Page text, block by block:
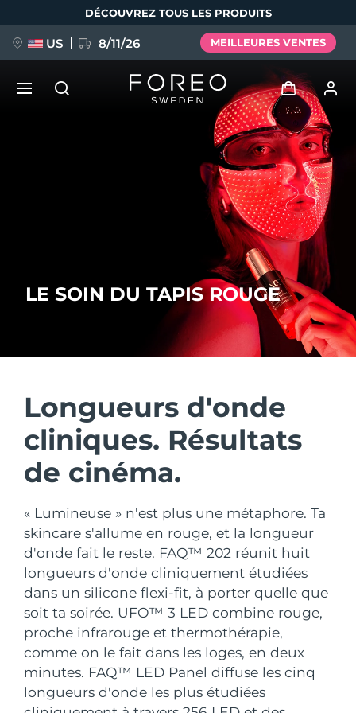
LE SOIN DU TAPIS ROUGE
Longueurs d'onde
cliniques. Résultats
de cinéma.
« Lumineuse » n'est plus une métaphore. Ta
skincare s'allume en rouge, et la longueur
d'onde fait le reste. FAQ™ 202 réunit huit
longueurs d'onde cliniquement étudiées
dans un silicone flexi-fit, à porter quelle que
soit ta soirée. UFO™ 3 LED combine rouge,
proche infrarouge et thermothérapie,
comme on le fait dans les loges, en deux
minutes. FAQ™ LED Panel diffuse les cinq
longueurs d'onde les plus étudiées
DÉCOUVREZ TOUS LES PRODUITS
US 8/11/26 MEILLEURES VENTES
Se connecter
Profil de l'utilisateur
Mes appareils
Mes commandes
Mes adresses
Mes abonnements
FAQ™ Pure Beauty-Tech Elixir
issa™ Teeth Whitening Set
FAQ™ Dual LED Panel
POPULAIRE
Offres spéciales Bestsellers
Thérapie par lumière rouge
Español
Português
Русский
Türkçe
简体中文 繁體中文
Pays de livraison
États-Unis Livraison estimée
Royaume-Uni Livraison estimée8/10/26
Espagne
Australie Livraison estimée8/13/26
France Livraison estimée8/10/26
Allemagne Livraison estimée8/10/26
Canada Livraison estimée
Australie Livraison estimée